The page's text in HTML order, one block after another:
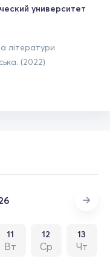
университет
літератури
(2022)
11
Вт
12
Ср
13
Чт